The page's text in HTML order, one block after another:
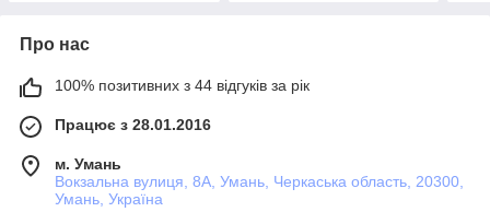
Про нас
100% позитивних з 44 відгуків за рік
Працює з 28.01.2016
м. Умань
Вокзальна вулиця, 8А, Умань, Черкаська область, 20300,
Умань, Україна